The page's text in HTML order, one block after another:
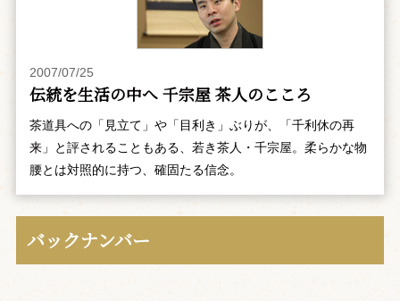
2007/07/25
伝統を生活の中へ 千宗屋 茶人のこころ
茶道具への「見立て」や「目利き」ぶりが、「千利休の再
来」と評されることもある、若き茶人・千宗屋。柔らかな物
腰とは対照的に持つ、確固たる信念。
バックナンバー